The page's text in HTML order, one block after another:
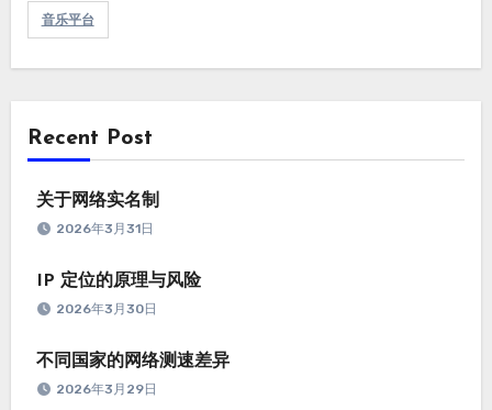
音乐平台
Recent Post
关于网络实名制
2026年3月31日
IP 定位的原理与风险
2026年3月30日
不同国家的网络测速差异
2026年3月29日